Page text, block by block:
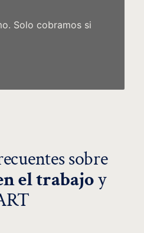
Solo cobramos si
sobre
el trabajoy